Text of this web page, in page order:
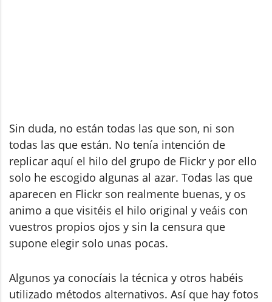
Sin duda, no están todas las que son, ni son
todas las que están. No tenía intención de
replicar aquí el hilo del grupo de Flickr y por ello
solo he escogido algunas al azar. Todas las que
aparecen en Flickr son realmente buenas, y os
animo a que visitéis el hilo original y veáis con
vuestros propios ojos y sin la censura que
supone elegir solo unas pocas.
Algunos ya conocíais la técnica y otros habéis
utilizado métodos alternativos. Así que hay fotos